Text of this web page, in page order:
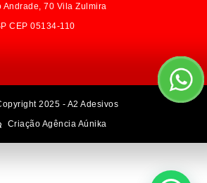
Andrade, 70 Vila Zulmira
CEP 05134-110
2025 - A2 Adesivos
Criação Agência Aúnika